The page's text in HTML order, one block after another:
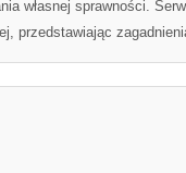
własnej sprawności.
przedstawiając